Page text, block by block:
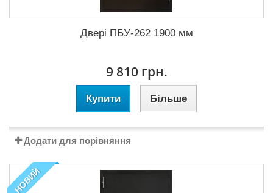
Двері ПБУ-262 1900 мм
9 810 грн.
Купити Більше
Додати для порівняння
НОВИЙ